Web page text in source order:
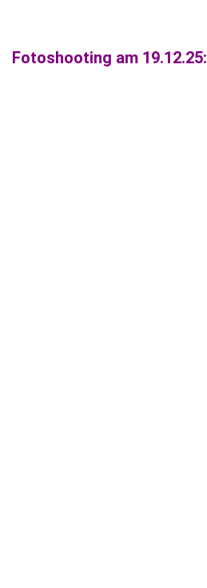
Fotoshooting am 19.12.25: